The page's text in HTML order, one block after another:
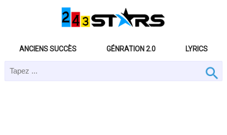
ANCIENS SUCCÈS GÉNRATION 2.0 LYRICS